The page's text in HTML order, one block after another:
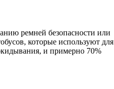
ремней безопасности или
которые используют для
и примерно 70%